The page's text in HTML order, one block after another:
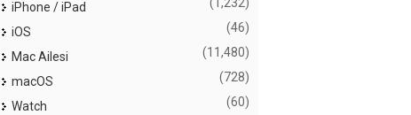
iPhone / iPad
iOS (46)
Mac Ailesi (11,480)
macOS (728)
Watch (60)